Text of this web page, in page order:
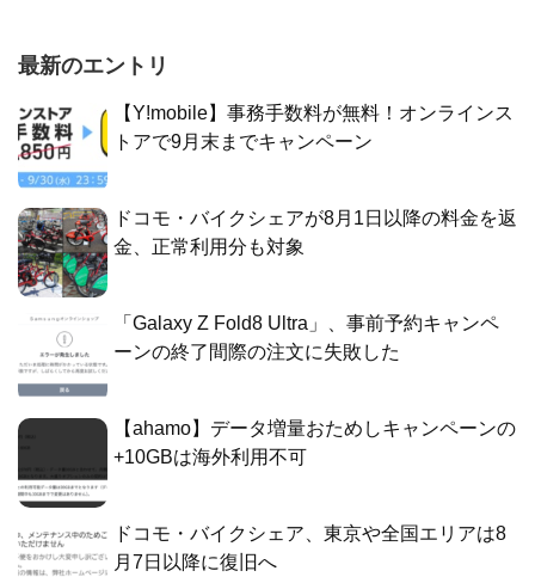
最新のエントリ
【Y!mobile】事務手数料が無料！オンラインス
トアで9月末までキャンペーン
ドコモ・バイクシェアが8月1日以降の料金を返
金、正常利用分も対象
「Galaxy Z Fold8 Ultra」、事前予約キャンペ
ーンの終了間際の注文に失敗した
【ahamo】データ増量おためしキャンペーンの
+10GBは海外利用不可
ドコモ・バイクシェア、東京や全国エリアは8
月7日以降に復旧へ